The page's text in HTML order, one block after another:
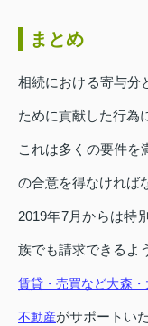
まとめ
相続における寄与分
ために貢献した行為
これは多くの要件を
の合意を得なければ
2019年7月からは特
族でも請求できるよ
賃貸・売買など大森
不動産がサポートい